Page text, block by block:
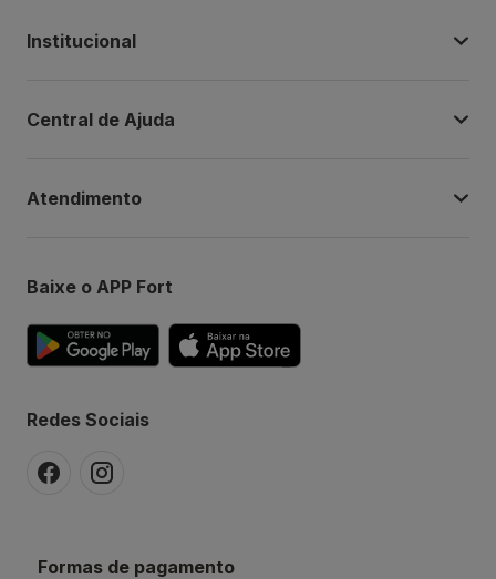
Institucional
Central de Ajuda
Atendimento
Baixe o APP Fort
Redes Sociais
Formas de pagamento